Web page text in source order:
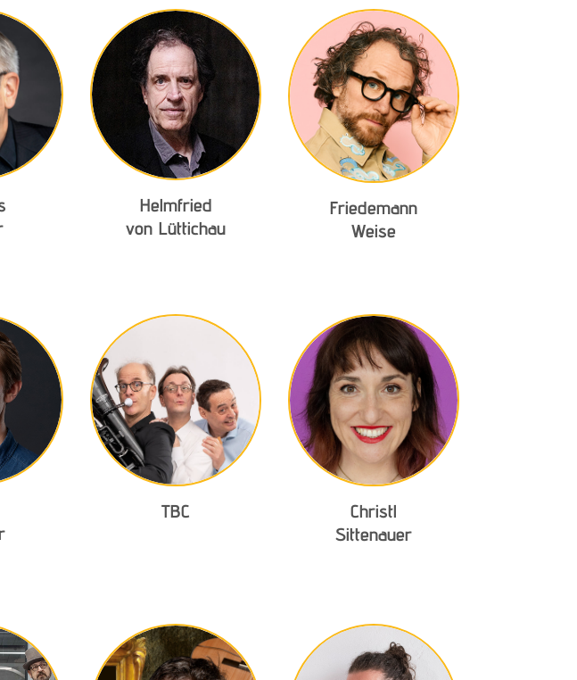
Helmfried
von Lüttichau
Friedemann
Weise
TBC
Christl
Sittenauer